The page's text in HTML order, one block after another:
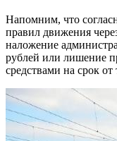
Напомним, что
правил движения
наложение
рублей или лишение
средствами на срок